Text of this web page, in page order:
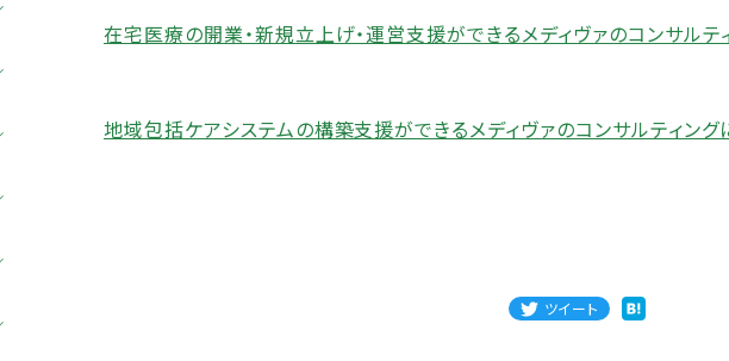
在宅医療の開業・新規立上げ・運営支援ができるメディヴァのコンサルテ
地域包括ケアシステムの構築支援ができるメディヴァのコンサルティング
ツイート